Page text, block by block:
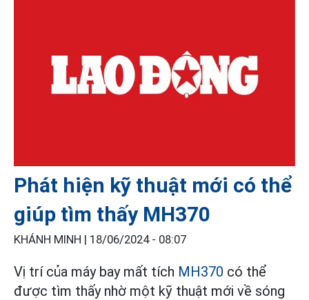
Phát hiện kỹ thuật mới có thể
giúp tìm thấy MH370
KHÁNH MINH | 18/06/2024 - 08:07
Vị trí của máy bay mất tích MH370 có thể
được tìm thấy nhờ một kỹ thuật mới về sóng